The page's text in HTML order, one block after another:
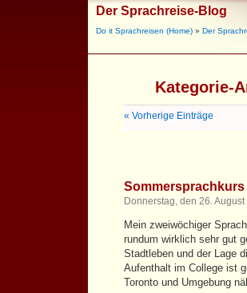
Der Sprachreise-Blog
Do it Sprachreisen (Home) » Der
Kategorie-
« Vorherige Einträge
Donnerstag, den 26.
Mein zweiwöchiger
rundum wirklich sehr gut
Stadtleben und der Lage
Aufenthalt im College ist
Toronto und Umgebung